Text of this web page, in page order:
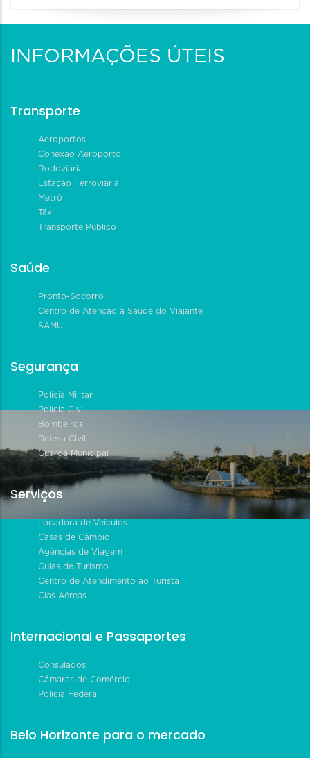
INFORMAÇÕES ÚTEIS
Transporte
Aeroportos
Conexão Aeroporto
Rodoviária
Estação Ferroviária
Metrô
Táxi
Transporte Público
Saúde
Pronto-Socorro
Centro de Atenção à Saúde do Viajante
SAMU
Segurança
Polícia Militar
Polícia Civil
Bombeiros
Defesa Civil
Guarda Municipal
Serviços
Locadora de Veículos
Casas de Câmbio
Agências de Viagem
Guias de Turismo
Centro de Atendimento ao Turista
Cias Aéreas
Internacional e Passaportes
Consulados
Câmaras de Comércio
Polícia Federal
Belo Horizonte para o mercado